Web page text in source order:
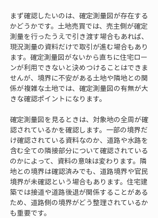
まず確認したいのは、確定測量図が存在する
かどうかです。土地売買では、売主側が確定
測量を行ったうえで引き渡す場合もあれば、
現況測量の資料だけで取引が進む場合もあり
ます。確定測量図がないから直ちに住宅ロー
ンが利用できないと決めつけることはできま
せんが、境界に不安がある土地や隣地との関
係が複雑な土地では、確定測量図の有無が大
きな確認ポイントになります。
確定測量図を見るときは、対象地の全周が確
認されているかを確認します。一部の境界だ
け確認されている資料なのか、道路や水路を
含む全ての隣接部分について確認されている
のかによって、資料の意味は変わります。隣
地との境界は確認済みでも、道路境界や官民
境界が未確認という場合もあります。住宅建
築では接道や道路後退が関係することがある
ため、道路側の境界がどう整理されているか
も重要です。